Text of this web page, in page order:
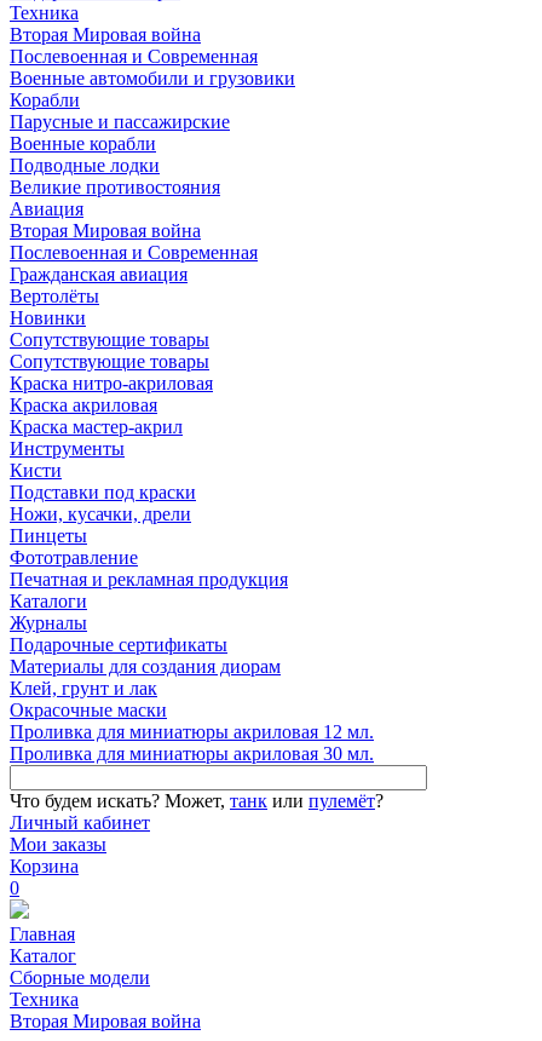
Техника
Вторая Мировая война
Послевоенная и Современная
Военные автомобили и грузовики
Корабли
Парусные и пассажирские
Военные корабли
Подводные лодки
Великие противостояния
Авиация
Вторая Мировая война
Послевоенная и Современная
Гражданская авиация
Вертолёты
Новинки
Сопутствующие товары
Сопутствующие товары
Краска нитро-акриловая
Краска акриловая
Краска мастер-акрил
Инструменты
Кисти
Подставки под краски
Ножи, кусачки, дрели
Пинцеты
Фототравление
Печатная и рекламная продукция
Каталоги
Журналы
Подарочные сертификаты
Материалы для создания диорам
Клей, грунт и лак
Окрасочные маски
Проливка для миниатюры акриловая 12 мл.
Проливка для миниатюры акриловая 30 мл.
Что будем искать? Может, танк или пулемёт?
Личный кабинет
Мои заказы
Корзина
0
Главная
Каталог
Сборные модели
Техника
Вторая Мировая война